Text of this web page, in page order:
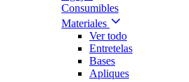
Consumibles
Materiales
Ver todo
Entretelas
Bases
Apliques